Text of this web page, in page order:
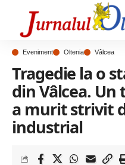
Eveniment Oltenia Vâlcea
Tragedie la o
din Vâlcea. Un
a murit strivit
industrial